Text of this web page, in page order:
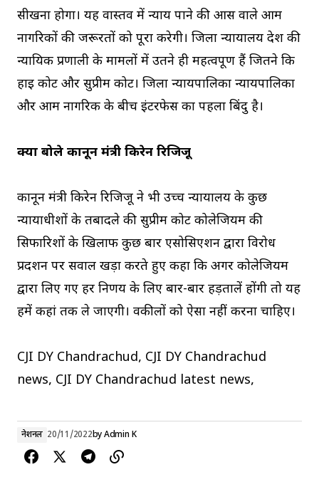
सीखना होगा। यह वास्तव में न्याय पाने की आस वाले आम
नागरिकों की जरूरतों को पूरा करेगी। जिला न्यायालय देश की
न्यायिक प्रणाली के मामलों में उतने ही महत्वपूर्ण हैं जितने कि
हाई कोर्ट और सुप्रीम कोर्ट। जिला न्यायपालिका न्यायपालिका
और आम नागरिक के बीच इंटरफेस का पहला बिंदु है।
क्या बोले कानून मंत्री किरेन रिजिजू
कानून मंत्री किरेन रिजिजू ने भी उच्च न्यायालय के कुछ
न्यायाधीशों के तबादले की सुप्रीम कोर्ट कोलेजियम की
सिफारिशों के खिलाफ कुछ बार एसोसिएशन द्वारा विरोध
प्रदर्शन पर सवाल खड़ा करते हुए कहा कि अगर कोलेजियम
द्वारा लिए गए हर निर्णय के लिए बार-बार हड़तालें होंगी तो यह
हमें कहां तक ले जाएगी। वकीलों को ऐसा नहीं करना चाहिए।
CJI DY Chandrachud, CJI DY Chandrachud
news, CJI DY Chandrachud latest news,
नेशनल 20/11/2022byAdmin K